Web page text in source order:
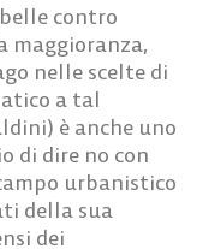
contro
maggioranza,
nelle scelte di
a tal
è anche uno
di dire no con
urbanistico
della sua
dei